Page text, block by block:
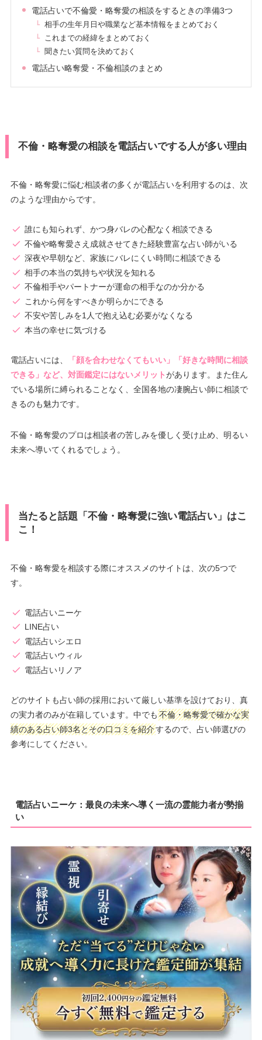
電話占いで不倫愛・略奪愛の相談をするときの準備3つ
相手の生年月日や職業など基本情報をまとめておく
これまでの経緯をまとめておく
聞きたい質問を決めておく
電話占い略奪愛・不倫相談のまとめ
不倫・略奪愛の相談を電話占いでする人が多い理由
不倫・略奪愛に悩む相談者の多くが電話占いを利用するのは、次
のような理由からです。
誰にも知られず、かつ身バレの心配なく相談できる
不倫や略奪愛さえ成就させてきた経験豊富な占い師がいる
深夜や早朝など、家族にバレにくい時間に相談できる
相手の本当の気持ちや状況を知れる
不倫相手やパートナーが運命の相手なのか分かる
これから何をすべきか明らかにできる
不安や苦しみを1人で抱え込む必要がなくなる
本当の幸せに気づける
電話占いには、
「顔を合わせなくてもいい」「好きな時間に相談
できる」など、対面鑑定にはないメリットがあります。また住ん
でいる場所に縛られることなく、全国各地の凄腕占い師に相談で
きるのも魅力です。
不倫・略奪愛のプロは相談者の苦しみを優しく受け止め、明るい
未来へ導いてくれるでしょう。
当たると話題「不倫・略奪愛に強い電話占い」はこ
こ！
不倫・略奪愛を相談する際にオススメのサイトは、次の5つで
す。
電話占いニーケ
LINE占い
電話占いシエロ
電話占いウィル
電話占いリノア
どのサイトも占い師の採用において厳しい基準を設けており、真
の実力者のみが在籍しています。中でも 不倫・略奪愛で確かな実
績のある占い師3名とその口コミを紹介するので、占い師選びの
参考にしてください。
電話占いニーケ：最良の未来へ導く一流の霊能力者が勢揃
い